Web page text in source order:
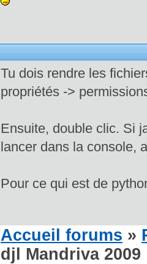
Tu dois rendre les
propriétés ->
Ensuite, double clic. Si
lancer dans la console,
Pour ce qui est de
Accueil forums »
djl Mandriva 2009